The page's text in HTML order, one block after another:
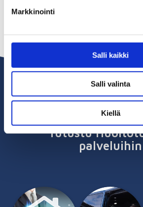
Markkinointi
Salli kaikki
Salli valinta
Kiellä
Hinnastot
Tutustu
palveluihin